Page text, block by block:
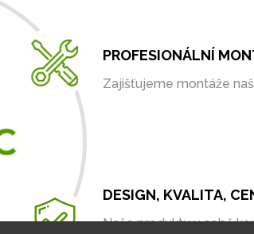
PROFESIONÁLNÍ
Zajišťujeme montáže
DESIGN, KVALITA,
Naše produkty v sobě